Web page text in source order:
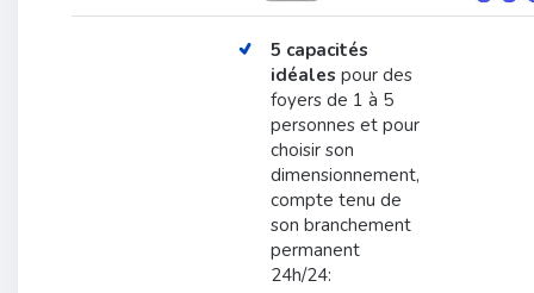
5 capacités
idéales pour des
foyers de 1 à 5
personnes et pour
choisir son
dimensionnement,
compte tenu de
son branchement
permanent
24h/24: